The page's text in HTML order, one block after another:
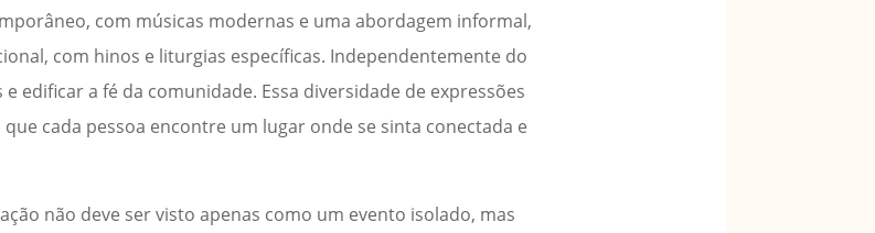
com músicas modernas e uma abordagem informal,
com hinos e liturgias específicas. Independentemente do
edificar a fé da comunidade. Essa diversidade de expressões
cada pessoa encontre um lugar onde se sinta conectada e
não deve ser visto apenas como um evento isolado, mas